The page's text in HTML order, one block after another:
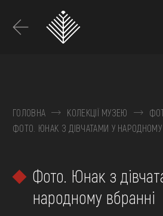
основного
КОЛЕКЦІЇ
ВИСТАВКИ ТА ПОДІЇ
ВІДВІДАТИ
НАВЧИТИСЯ
ГОЛОВНА КОЛЕКЦІЇ МУЗЕЮ
ФОТО. ЮНАК З ДІВЧАТАМИ У НАРОДНОМУ
Фото. Юнак з
народному вбранні